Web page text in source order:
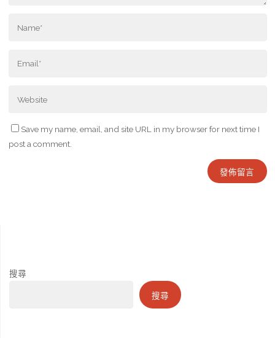
Save my name, email, and site URL in my browser for next time I
post a comment.
搜尋
搜尋